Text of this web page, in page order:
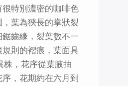
特別濃密的咖啡色
葉為狹長的掌狀裂
齒緣，裂葉數不一
則的褶痕，葉面具
株，花序從葉腋抽
，花期約在六月到